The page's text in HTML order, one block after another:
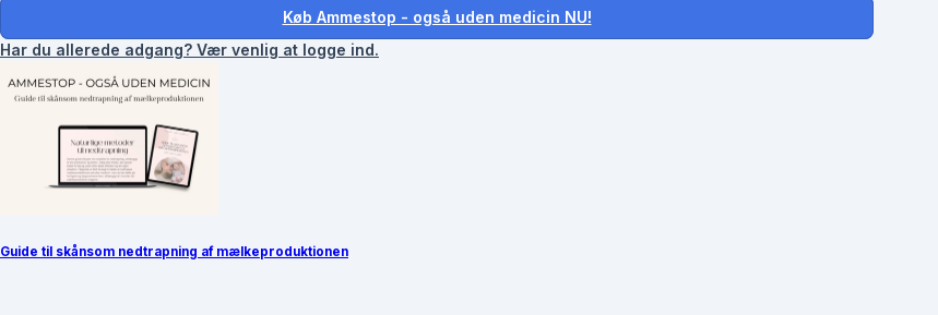
Køb Ammestop - også uden medicin NU!
Har du allerede adgang? Vær venlig at logge ind.
Guide til skånsom nedtrapning af mælkeproduktionen